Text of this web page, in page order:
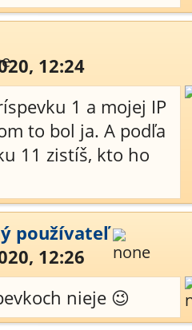
12:24
1 a mojej IP
to bol ja. A podľa
11 zistíš, kto ho
používateľ
12:26
nieje 😉